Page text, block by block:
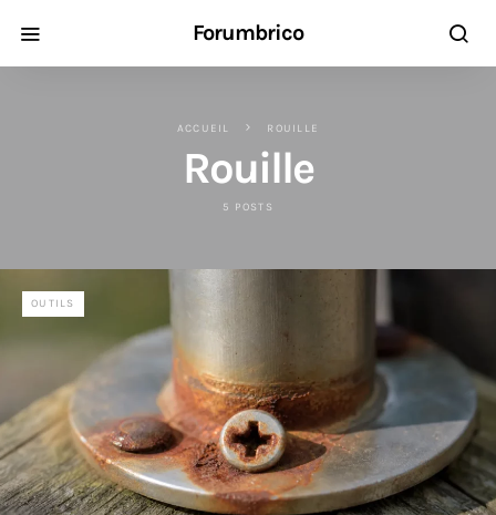
Forumbrico
ACCUEIL ROUILLE
Rouille
5 POSTS
OUTILS